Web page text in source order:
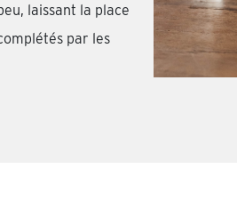
laissant la place
par les